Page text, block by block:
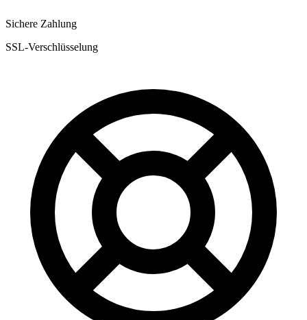
Sichere Zahlung
SSL-Verschlüsselung